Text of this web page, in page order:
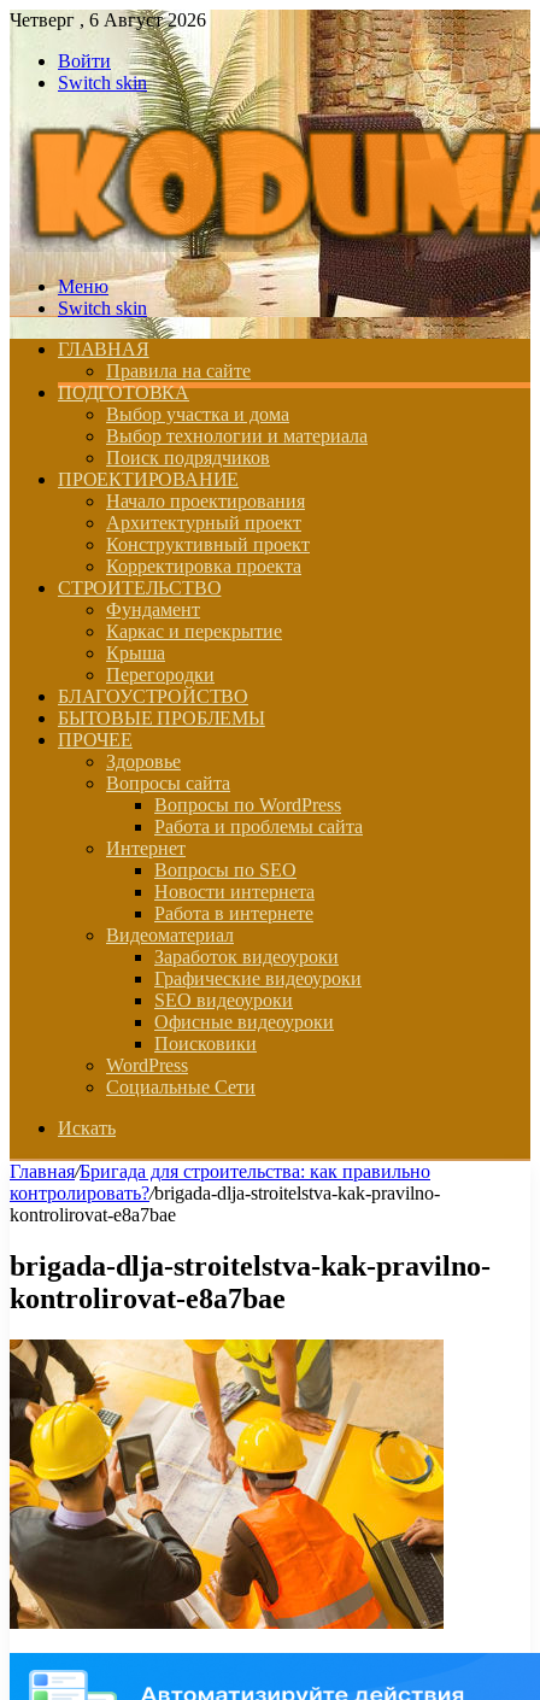
Четверг , 6 Август 2026
Войти
Switch skin
Меню
Switch skin
ГЛАВНАЯ
Правила на сайте
ПОДГОТОВКА
Выбор участка и дома
Выбор технологии и материала
Поиск подрядчиков
ПРОЕКТИРОВАНИЕ
Начало проектирования
Архитектурный проект
Конструктивный проект
Корректировка проекта
СТРОИТЕЛЬСТВО
Фундамент
Каркас и перекрытие
Крыша
Перегородки
БЛАГОУСТРОЙСТВО
БЫТОВЫЕ ПРОБЛЕМЫ
ПРОЧЕЕ
Здоровье
Вопросы сайта
Вопросы по WordPress
Работа и проблемы сайта
Интернет
Вопросы по SEO
Новости интернета
Работа в интернете
Видеоматериал
Заработок видеоуроки
Графические видеоуроки
SEO видеоуроки
Офисные видеоуроки
Поисковики
WordPress
Социальные Сети
Искать
Главная/Бригада для строительства: как правильно
контролировать?/brigada-dlja-stroitelstva-kak-pravilno-
kontrolirovat-e8a7bae
brigada-dlja-stroitelstva-kak-pravilno-
kontrolirovat-e8a7bae